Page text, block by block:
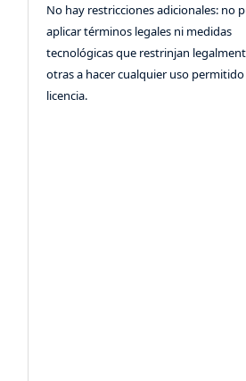
No hay restricciones adicionales: no
aplicar términos legales ni medidas
tecnológicas que restrinjan
otras a hacer cualquier uso
licencia.